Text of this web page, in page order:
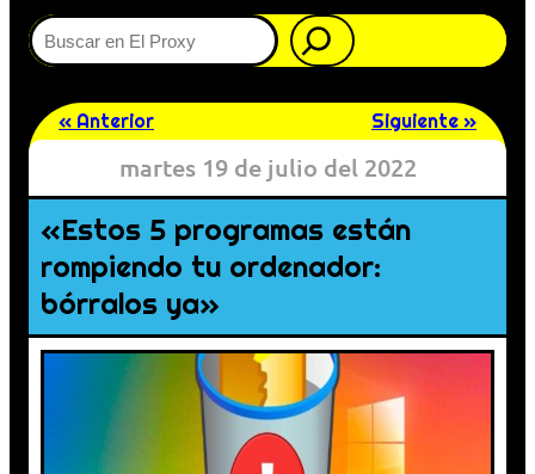
Buscar
« Anterior Siguiente »
martes 19 de julio del 2022
«Estos 5 programas están
rompiendo tu ordenador:
bórralos ya»